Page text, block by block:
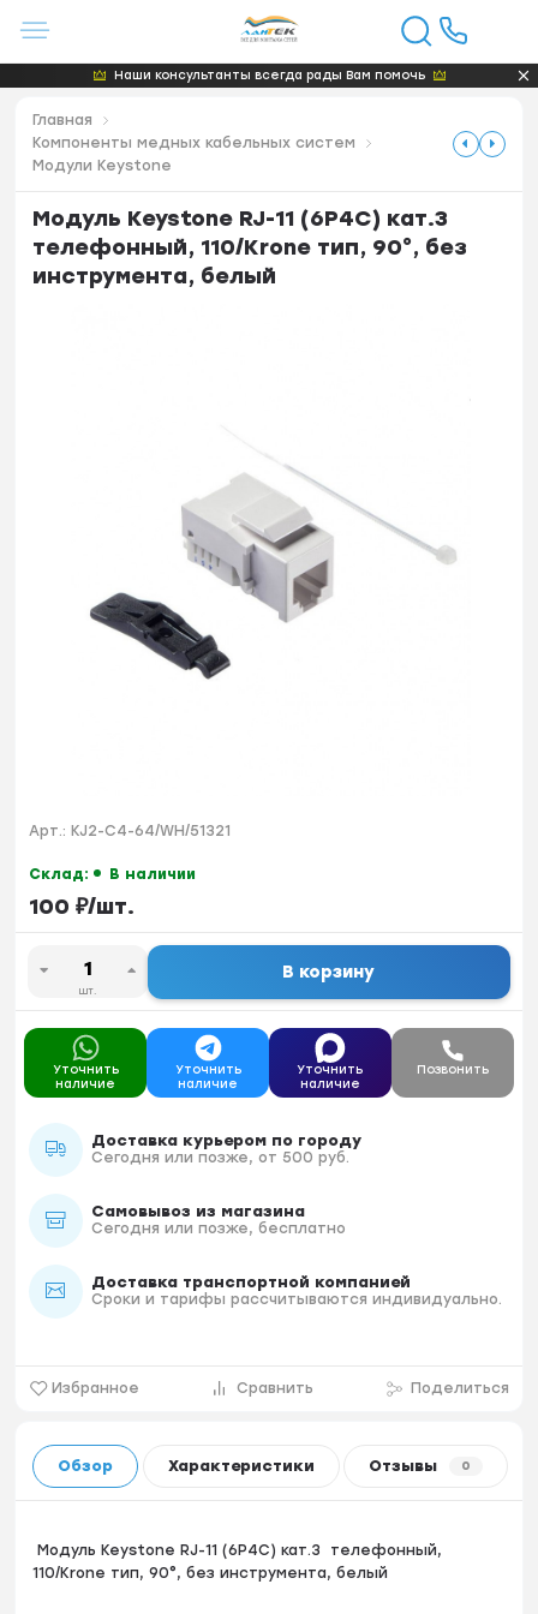
Наши консультанты всегда рады Вам помочь
Главная
Компоненты медных кабельных систем
Модули Keystone
Модуль Keystone RJ-11 (6P4C) кат.3
телефонный, 110/Krone тип, 90°, без
инструмента, белый
Арт.: KJ2-C4-64/WH/51321
Склад: В наличии
100 ₽/шт.
шт.
В корзину
Уточнить
наличие
Уточнить
наличие
Уточнить
наличие
Позвонить
Доставка курьером по городу
Сегодня или позже, от 500 руб.
Самовывоз из магазина
Сегодня или позже, бесплатно
Доставка транспортной компанией
Сроки и тарифы рассчитываются индивидуально.
Избранное Сравнить Поделиться
Обзор Характеристики Отзывы 0
Модуль Keystone RJ-11 (6P4C) кат.3 телефонный,
110/Krone тип, 90°, без инструмента, белый